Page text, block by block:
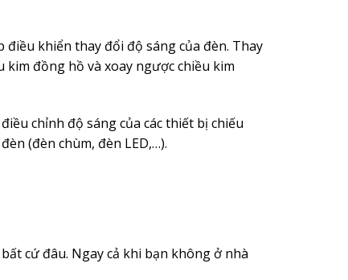
khiển thay đổi độ sáng của đèn. Thay
kim đồng hồ và xoay ngược chiều kim
chỉnh độ sáng của các thiết bị chiếu
(đèn chùm, đèn LED,…).
cứ đâu. Ngay cả khi bạn không ở nhà